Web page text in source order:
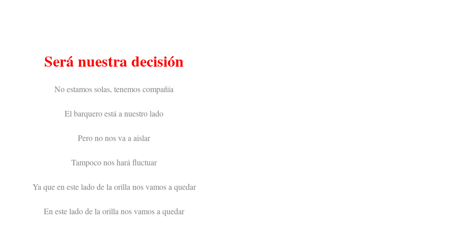
Será nuestra decisión
No estamos solas, tenemos compañía
El barquero está a nuestro lado
Pero no nos va a aislar
Tampoco nos hará fluctuar
Ya que en este lado de la orilla nos vamos a quedar
En este lado de la orilla nos vamos a quedar